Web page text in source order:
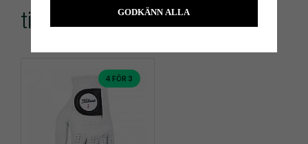
till denna produkt
4 FÖR 3
GODKÄNN ALLA